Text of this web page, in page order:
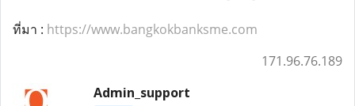
ที่มา : https://www.bangkokbanksme.com
171.96.76.189
Admin_support